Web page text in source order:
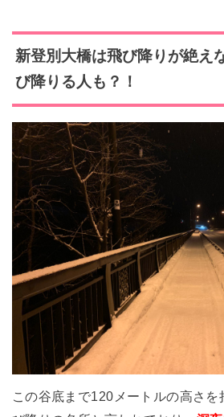
新登別大橋は飛び降りが絶え
び降りる人も？！
この谷底まで120メートルの高さ